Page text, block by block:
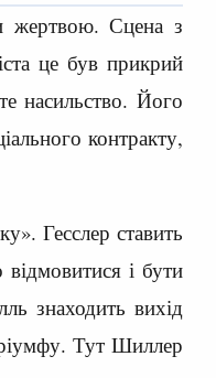
жертвою. Сцена з
це був прикрий
насильство. Його
контракту,
Гесслер ставить
і бути
знаходить вихід
Тут Шиллер